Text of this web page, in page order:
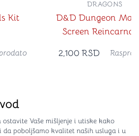
Kit
D&D Dungeon
Screen
DRAGONS
2,100 RSD
Vaše mišljenje i utiske kako
da poboljšamo kvalitet naših usluga i u